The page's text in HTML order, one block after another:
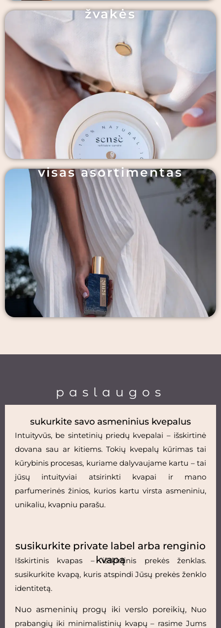
žvakės
visas asortimentas
paslaugos
sukurkite savo asmeninius kvepalus
Intuityvūs, be sintetinių priedų kvepalai – išskirtinė
dovana sau ar kitiems. Tokių kvepalų kūrimas tai
kūrybinis procesas, kuriame dalyvaujame kartu – tai
jūsų intuityviai atsirinkti kvapai ir mano
parfumerinės žinios, kurios kartu virsta asmeniniu,
unikaliu, kvapniu parašu.
susikurkite private label arba renginio
kvapą
Išskirtinis kvapas – išskirtinis prekės ženklas.
susikurkite kvapą, kuris atspindi Jūsų prekės ženklo
identitetą.
Nuo asmeninių progų iki verslo poreikių, Nuo
prabangių iki minimalistinių kvapų – rasime Jums